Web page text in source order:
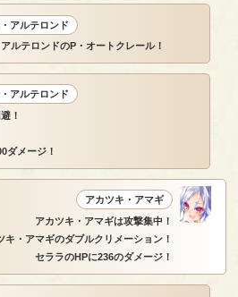
アルテロンド
ルテロンドのP・オートクレール！
アルテロンド
！
ダメージ！
アカツキ・アマギ
アカツキ・アマギは攻撃集中！
キ・アマギのダブルクリメーション！
セララのHPに236のダメージ！